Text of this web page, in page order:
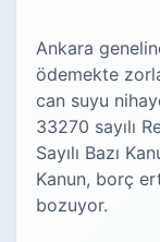
Ankara
ödemekte
can suyu
33270 sayılı
Sayılı Bazı
Kanun, borç
bozuyor.